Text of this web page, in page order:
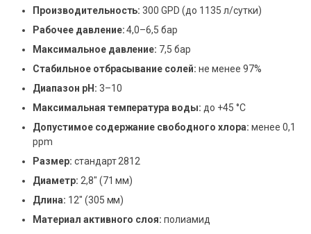
Производительность: 300 GPD (до 1135 л/сутки)
Рабочее давление:4,0–6,5 бар
Максимальное давление: 7,5 бар
Стабильное отбрасывание солей: не менее 97%
Диапазон pH: 3–10
Максимальная температура воды: до +45 °C
Допустимое содержание свободного хлора: менее 0,1
ppm
Размер: стандарт 2812
Диаметр: 2,8″ (71 мм)
Длина: 12″ (305 мм)
Материал активного слоя: полиамид